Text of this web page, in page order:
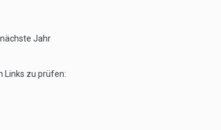
Jahr
Links zu prüfen: